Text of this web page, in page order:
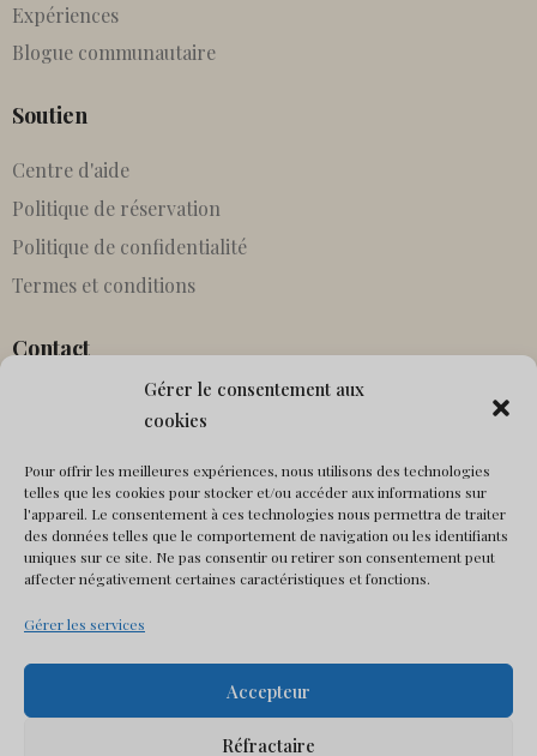
Gérer le consentement aux
cookies
Pour offrir les meilleures expériences, nous utilisons des technologies
telles que les cookies pour stocker et/ou accéder aux informations sur
l'appareil. Le consentement à ces technologies nous permettra de traiter
des données telles que le comportement de navigation ou les identifiants
uniques sur ce site. Ne pas consentir ou retirer son consentement peut
affecter négativement certaines caractéristiques et fonctions.
Gérer les services
Accepteur
Réfractaire
Expériences
Blogue communautaire
Soutien
Centre d'aide
Politique de réservation
Politique de confidentialité
Termes et conditions
Contact
Entrer en contact
Canonique manquant
Social